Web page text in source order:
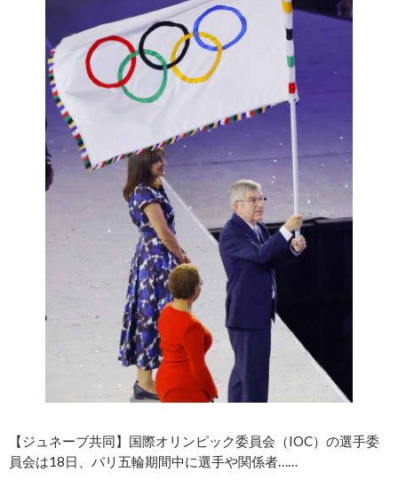
【ジュネーブ共同】国際オリンピック委員会（IOC）の選手委
員会は18日、パリ五輪期間中に選手や関係者……